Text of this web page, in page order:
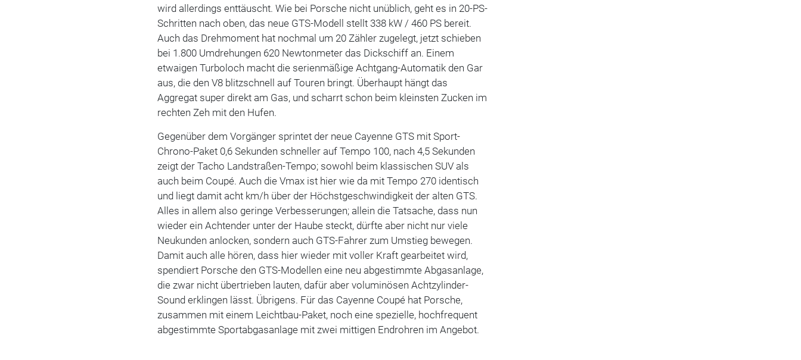
wird allerdings enttäuscht. Wie bei Porsche nicht unüblich, geht es in 20-PS-
Schritten nach oben, das neue GTS-Modell stellt 338 kW / 460 PS bereit.
Auch das Drehmoment hat nochmal um 20 Zähler zugelegt, jetzt schieben
bei 1.800 Umdrehungen 620 Newtonmeter das Dickschiff an. Einem
etwaigen Turboloch macht die serienmäßige Achtgang-Automatik den Gar
aus, die den V8 blitzschnell auf Touren bringt. Überhaupt hängt das
Aggregat super direkt am Gas, und scharrt schon beim kleinsten Zucken im
rechten Zeh mit den Hufen.
Gegenüber dem Vorgänger sprintet der neue Cayenne GTS mit Sport-
Chrono-Paket 0,6 Sekunden schneller auf Tempo 100, nach 4,5 Sekunden
zeigt der Tacho Landstraßen-Tempo; sowohl beim klassischen SUV als
auch beim Coupé. Auch die Vmax ist hier wie da mit Tempo 270 identisch
und liegt damit acht km/h über der Höchstgeschwindigkeit der alten GTS.
Alles in allem also geringe Verbesserungen; allein die Tatsache, dass nun
wieder ein Achtender unter der Haube steckt, dürfte aber nicht nur viele
Neukunden anlocken, sondern auch GTS-Fahrer zum Umstieg bewegen.
Damit auch alle hören, dass hier wieder mit voller Kraft gearbeitet wird,
spendiert Porsche den GTS-Modellen eine neu abgestimmte Abgasanlage,
die zwar nicht übertrieben lauten, dafür aber voluminösen Achtzylinder-
Sound erklingen lässt. Übrigens. Für das Cayenne Coupé hat Porsche,
zusammen mit einem Leichtbau-Paket, noch eine spezielle, hochfrequent
abgestimmte Sportabgasanlage mit zwei mittigen Endrohren im Angebot.